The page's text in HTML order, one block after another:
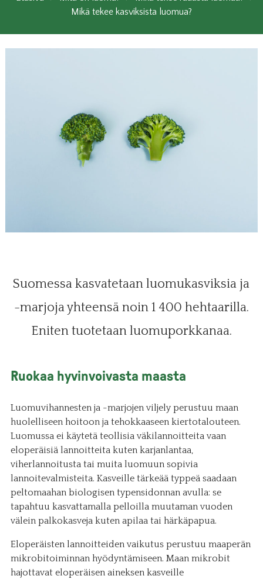
Mikä tekee kasviksista luomua?
Suomessa kasvatetaan luomukasviksia ja
-marjoja yhteensä noin 1 400 hehtaarilla.
Eniten tuotetaan luomuporkkanaa.
Ruokaa hyvinvoivasta maasta
Luomuvihannesten ja -marjojen viljely perustuu maan
huolelliseen hoitoon ja tehokkaaseen kiertotalouteen.
Luomussa ei käytetä teollisia väkilannoitteita vaan
eloperäisiä lannoitteita kuten karjanlantaa,
viherlannoitusta tai muita luomuun sopivia
lannoitevalmisteita. Kasveille tärkeää typpeä saadaan
peltomaahan biologisen typensidonnan avulla: se
tapahtuu kasvattamalla pelloilla muutaman vuoden
välein palkokasveja kuten apilaa tai härkäpapua.
Eloperäisten lannoitteiden vaikutus perustuu maaperän
mikrobitoiminnan hyödyntämiseen. Maan mikrobit
hajottavat eloperäisen aineksen kasveille